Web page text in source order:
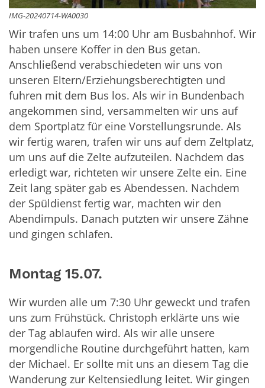
IMG-20240714-WA0030
Wir trafen uns um 14:00 Uhr am Busbahnhof. Wir
haben unsere Koffer in den Bus getan.
Anschließend verabschiedeten wir uns von
unseren Eltern/Erziehungsberechtigten und
fuhren mit dem Bus los. Als wir in Bundenbach
angekommen sind, versammelten wir uns auf
dem Sportplatz für eine Vorstellungsrunde. Als
wir fertig waren, trafen wir uns auf dem Zeltplatz,
um uns auf die Zelte aufzuteilen. Nachdem das
erledigt war, richteten wir unsere Zelte ein. Eine
Zeit lang später gab es Abendessen. Nachdem
der Spüldienst fertig war, machten wir den
Abendimpuls. Danach putzten wir unsere Zähne
und gingen schlafen.
Montag 15.07.
Wir wurden alle um 7:30 Uhr geweckt und trafen
uns zum Frühstück. Christoph erklärte uns wie
der Tag ablaufen wird. Als wir alle unsere
morgendliche Routine durchgeführt hatten, kam
der Michael. Er sollte mit uns an diesem Tag die
Wanderung zur Keltensiedlung leitet. Wir gingen